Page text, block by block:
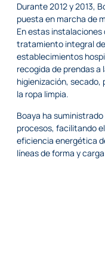
Durante 2012 y 2013,
puesta en marcha de
En estas
tratamiento integral
establecimientos
recogida de prendas
higienización, secado,
la ropa limpia.
Boaya ha
procesos, facilitando
eficiencia energética
líneas de forma y